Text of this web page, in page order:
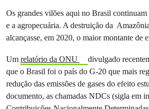
Os grandes vilões aqui no Brasil continuam
e a agropecuária. A destruição da
alcançasse, em 2020, o maior montante de
Um relatório da ONU
divulgado
que o Brasil foi o país do G-20 que mais
redução das emissões de gases do efeito
documento, as chamadas NDCs (sigla em